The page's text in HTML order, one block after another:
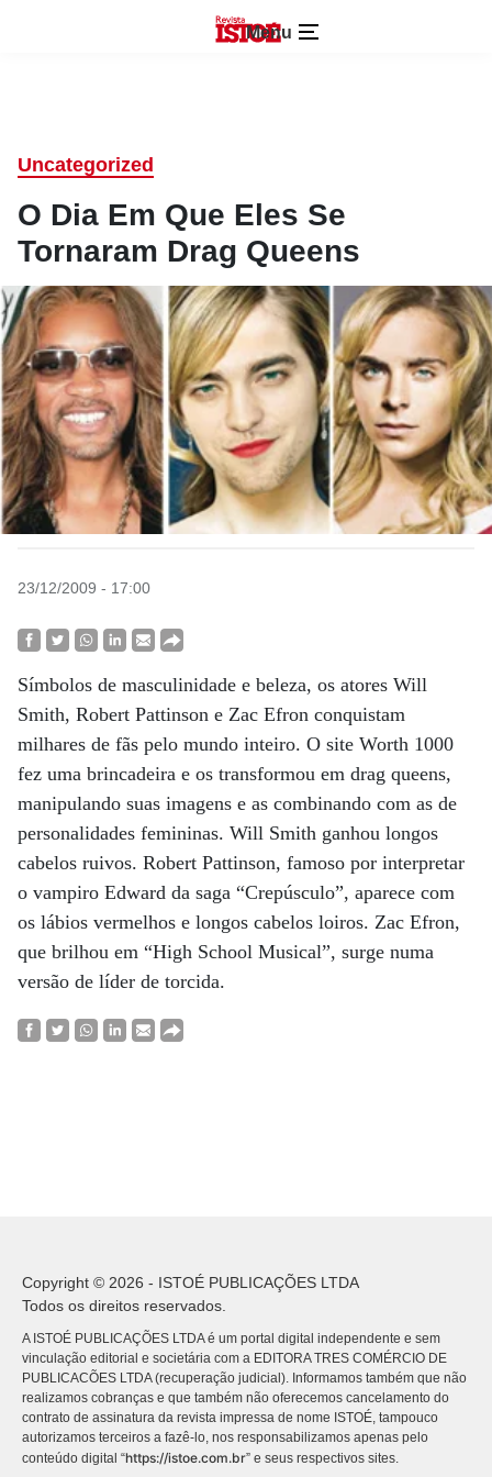
Menu
Uncategorized
O Dia Em Que Eles Se
Tornaram Drag Queens
23/12/2009 - 17:00
Símbolos de masculinidade e beleza, os atores Will
Smith, Robert Pattinson e Zac Efron conquistam
milhares de fãs pelo mundo inteiro. O site Worth 1000
fez uma brincadeira e os transformou em drag queens,
manipulando suas imagens e as combinando com as de
personalidades femininas. Will Smith ganhou longos
cabelos ruivos. Robert Pattinson, famoso por interpretar
o vampiro Edward da saga “Crepúsculo”, aparece com
os lábios vermelhos e longos cabelos loiros. Zac Efron,
que brilhou em “High School Musical”, surge numa
versão de líder de torcida.
Copyright © 2026 - ISTOÉ PUBLICAÇÕES LTDA
Todos os direitos reservados.
A ISTOÉ PUBLICAÇÕES LTDA é um portal digital independente e sem
vinculação editorial e societária com a EDITORA TRES COMÉRCIO DE
PUBLICACÕES LTDA (recuperação judicial). Informamos também que não
realizamos cobranças e que também não oferecemos cancelamento do
contrato de assinatura da revista impressa de nome ISTOÉ, tampouco
autorizamos terceiros a fazê-lo, nos responsabilizamos apenas pelo
conteúdo digital “https://istoe.com.br” e seus respectivos sites.